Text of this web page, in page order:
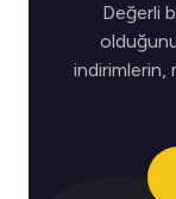
Değerli
indirimlerin,